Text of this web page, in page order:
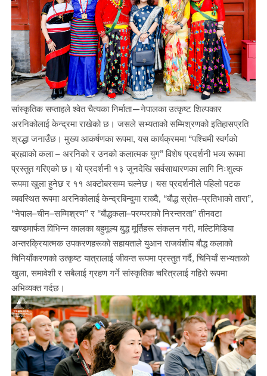
सांस्कृतिक सप्ताहले श्वेत चैत्यका निर्माता—नेपालका उत्कृष्ट शिल्पकार
अरनिकोलाई केन्द्रमा राखेको छ। जसले सभ्यताको सम्मिश्रणको इतिहासप्रति
श्रद्धा जनाउँछ। मुख्य आकर्षणका रूपमा, यस कार्यक्रममा “पश्चिमी स्वर्गको
ब्रह्माको कला – अरनिको र उनको कलात्मक युग” विशेष प्रदर्शनी भव्य रूपमा
प्रस्तुत गरिएको छ। यो प्रदर्शनी १३ जुनदेखि सर्वसाधारणका लागि निःशुल्क
रूपमा खुला हुनेछ र ११ अक्टोबरसम्म चल्नेछ। यस प्रदर्शनीले पहिलो पटक
व्यवस्थित रूपमा अरनिकोलाई केन्द्रबिन्दुमा राख्दै, “बौद्ध स्रोत–प्रतिभाको तारा”,
“नेपाल–चीन–सम्मिश्रण” र “बौद्धकला–परम्पराको निरन्तरता” तीनवटा
खण्डमार्फत विभिन्न कालका बहुमूल्य बुद्ध मूर्तिहरू संकलन गरी, मल्टिमिडिया
अन्तरक्रियात्मक उपकरणहरूको सहायताले युआन राजवंशीय बौद्ध कलाको
चिनियाँकरणको उत्कृष्ट यात्रालाई जीवन्त रूपमा प्रस्तुत गर्दै, चिनियाँ सभ्यताको
खुला, समावेशी र सबैलाई ग्रहण गर्ने सांस्कृतिक चरित्रलाई गहिरो रूपमा
अभिव्यक्त गर्दछ।